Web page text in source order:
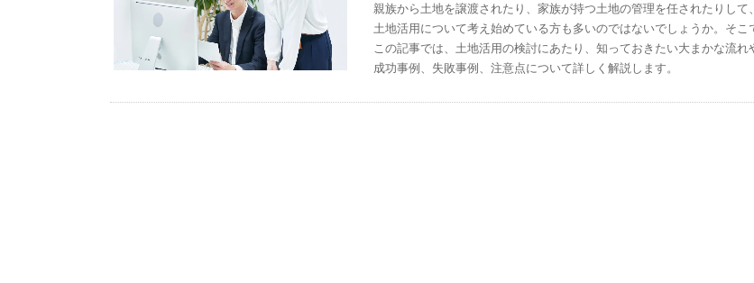
親族から土地を譲渡されたり、家族が持つ土地の管理を任されたりして、
土地活用について考え始めている方も多いのではないでしょうか。そこ
この記事では、土地活用の検討にあたり、知っておきたい大まかな流れ
成功事例、失敗事例、注意点について詳しく解説します。